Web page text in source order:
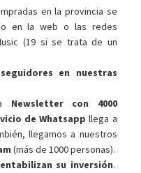
en la provincia se
en la web o las redes
(19 si se trata de un
en nuestras
Newsletter con 4000
de Whatsapp llega a
llegamos a nuestros
(más de 1000 personas).
su inversión.